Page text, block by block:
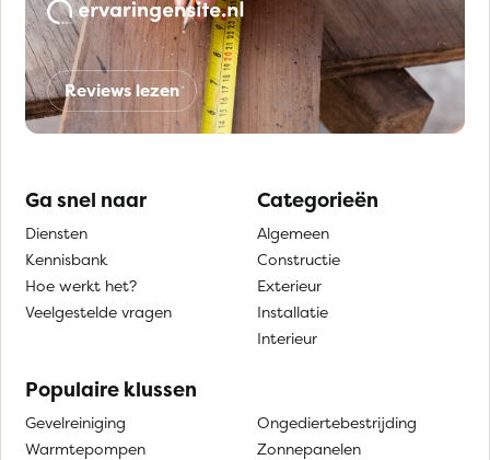
Reviews lezen
Ga snel naar
Diensten
Kennisbank
Hoe werkt het?
Veelgestelde vragen
Categorieën
Algemeen
Constructie
Exterieur
Installatie
Interieur
Populaire klussen
Gevelreiniging
Warmtepompen
Ongediertebestrijding
Zonnepanelen